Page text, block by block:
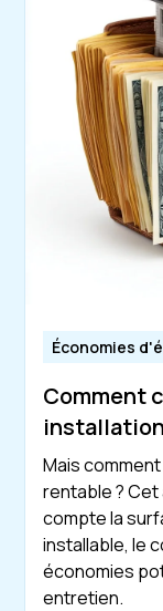
Économies
Comment
Mais
rentable ?
compte la
installable, le
économies
entretien.